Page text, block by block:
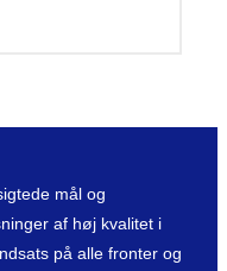
mål og
af høj kvalitet i
på alle fronter og